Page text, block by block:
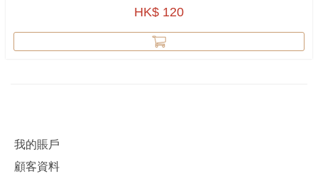
HK$ 120
我的賬戶
顧客資料